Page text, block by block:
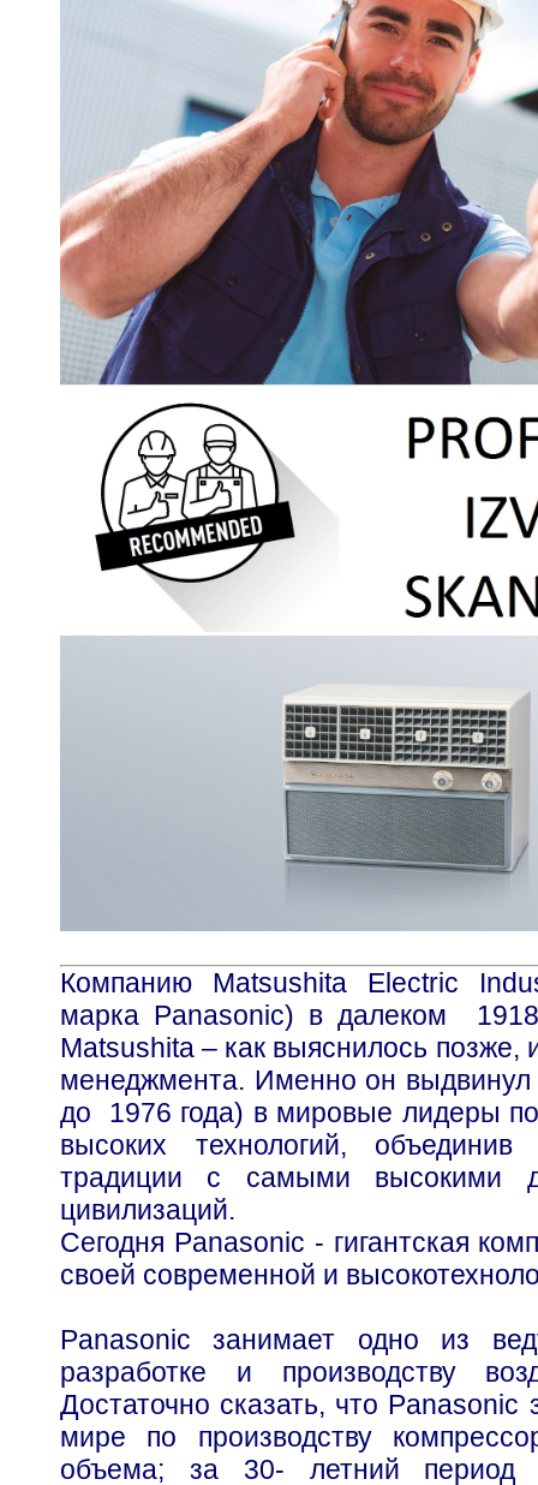
Компанию Matsushita Electric
марка Panasonic) в далеком
Matsushita – как выяснилось позже,
менеджмента. Именно он
до 1976 года) в мировые лидеры по
высоких технологий, объединив
традиции с самыми высокими
цивилизаций.
Сегодня Panasonic - гигантская
своей современной и
Panasonic занимает одно из
разработке и производству
Достаточно сказать, что
мире по производству
объема; за 30- летний период